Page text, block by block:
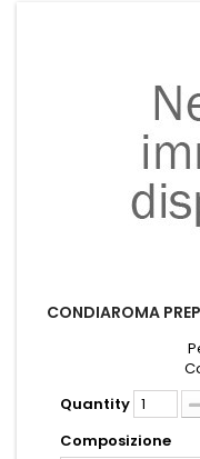
CONDIAROMA
Quantity
Composizione